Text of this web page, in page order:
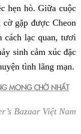
hẹn hò. Giữa cuộc
gặp được Cheon
cách lạc quan, tươi
sinh cảm xúc đặc
tình lãng mạn.
MONG CHỜ NHẤT
Bazaar Việt Nam